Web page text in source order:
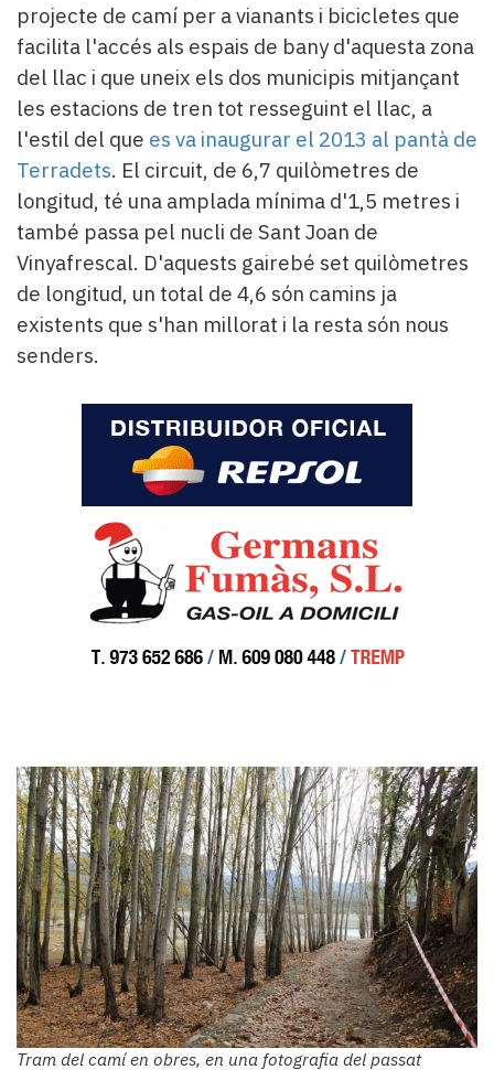
projecte de camí per a vianants i bicicletes que
facilita l'accés als espais de bany d'aquesta zona
del llac i que uneix els dos municipis mitjançant
les estacions de tren tot resseguint el llac, a
l'estil del que es va inaugurar el 2013 al pantà de
Terradets. El circuit, de 6,7 quilòmetres de
longitud, té una amplada mínima d'1,5 metres i
també passa pel nucli de Sant Joan de
Vinyafrescal. D'aquests gairebé set quilòmetres
de longitud, un total de 4,6 són camins ja
existents que s'han millorat i la resta són nous
senders.
Tram del camí en obres, en una fotografia del passat